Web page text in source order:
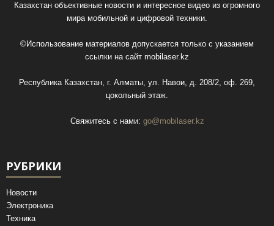
Казахстан объективные новости и интересное видео из огромного
мира мобильной и цифровой техники.
©Использование материалов допускается только с указанием
ссылки на сайт mobilaser.kz
Республика Казахстан, г. Алматы, ул. Навои, д. 208/2, оф. 269,
цокольный этаж.
Свяжитесь с нами: go@mobilaser.kz
РУБРИКИ
Новости
Электроника
Техника